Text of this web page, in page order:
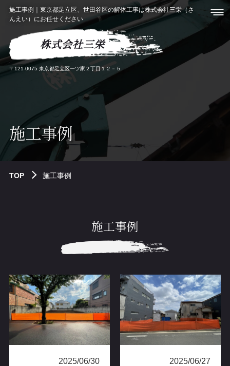
施工事例｜東京都足立区、世田谷区の解体工事は株式会社三栄（さ
んえい）にお任せください
株式会社三栄
〒121-0075 東京都足立区一ツ家２丁目１２－５
施工事例
TOP 施工事例
施工事例
2025/06/30
2025/06/27